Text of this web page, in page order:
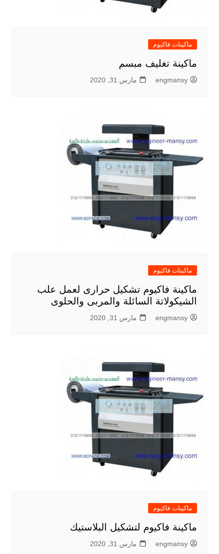
ماكينات فاكيوم
ماكينة تغليف مبسم
engmansy مارس 31, 2020
ماكينات فاكيوم
ماكينة فاكيوم تشكيل حرارى لعمل علب
الشيكولاتة السائلة والمربى والحلوى
engmansy مارس 31, 2020
ماكينات فاكيوم
ماكينة فاكيوم لتشكيل البلاستيك
engmansy مارس 31, 2020